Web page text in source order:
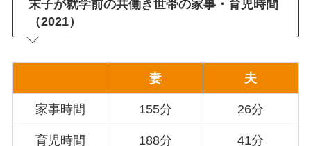
末子が就学前の共働き世帯の家事・育児時間
（2021）
妻 夫
家事時間 155分 26分
育児時間 188分 41分